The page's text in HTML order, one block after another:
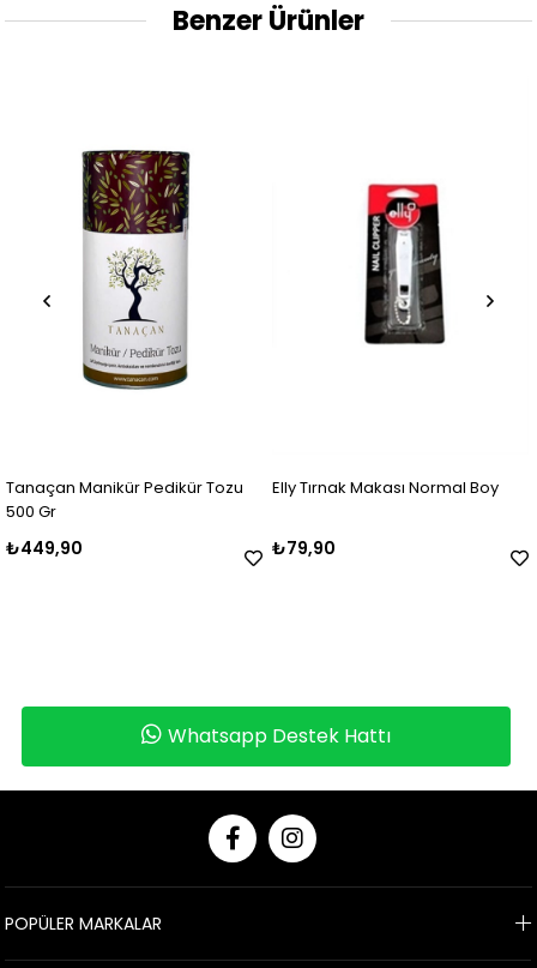
Benzer Ürünler
Pedikür Tozu Elly Tırnak Makası Normal Boy
Flormar Oje
Whatsapp Destek Hattı
POPÜLER MARKALAR